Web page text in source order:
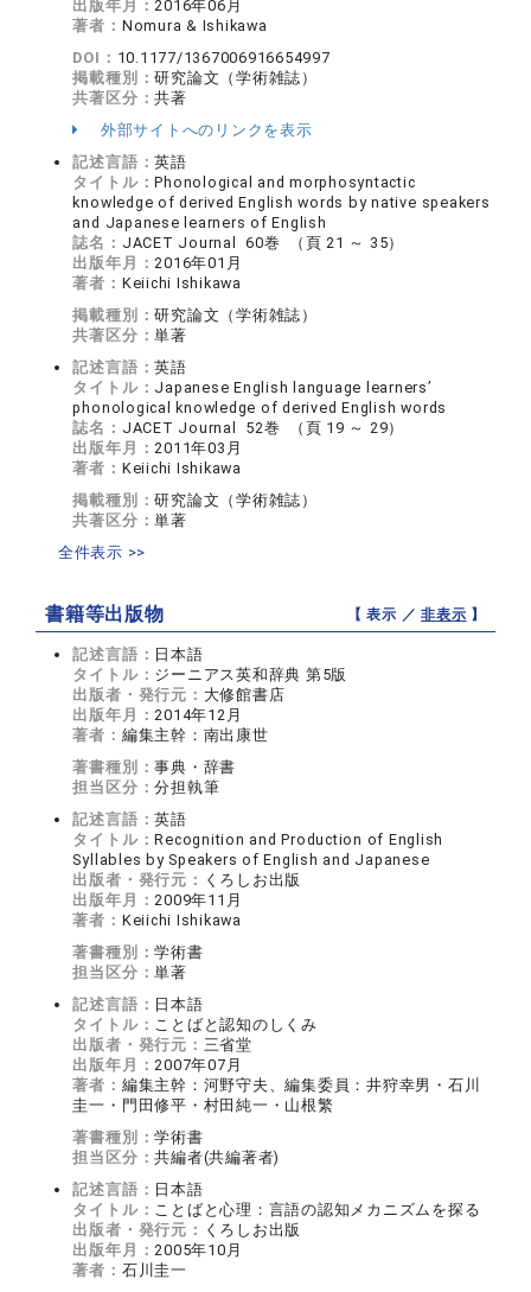
出版年月：2016年06月
著者： Nomura & Ishikawa
DOI： 10.1177/1367006916654997
掲載種別：研究論文（学術雑誌）
共著区分：共著
外部サイトへのリンクを表示
記述言語：英語
タイトル：Phonological and morphosyntactic
knowledge of derived English words by native speakers
and Japanese learners of English
誌名： JACET Journal 60巻 （頁 21 ～ 35）
出版年月：2016年01月
著者： Keiichi Ishikawa
掲載種別：研究論文（学術雑誌）
共著区分：単著
記述言語：英語
タイトル： Japanese English language learners’
phonological knowledge of derived English words
誌名： JACET Journal 52巻 （頁 19 ～ 29）
出版年月：2011年03月
著者： Keiichi Ishikawa
掲載種別：研究論文（学術雑誌）
共著区分：単著
全件表示 >>
書籍等出版物 【 表示 ／非表示 】
記述言語： 日本語
タイトル： ジーニアス英和辞典 第5版
出版者・発行元： 大修館書店
出版年月：2014年12月
著者： 編集主幹：南出康世
著書種別：事典・辞書
担当区分：分担執筆
記述言語：英語
タイトル：Recognition and Production of English
Syllables by Speakers of English and Japanese
出版者・発行元： くろしお出版
出版年月：2009年11月
著者： Keiichi Ishikawa
著書種別：学術書
担当区分：単著
記述言語： 日本語
タイトル： ことばと認知のしくみ
出版者・発行元： 三省堂
出版年月：2007年07月
著者： 編集主幹：河野守夫、編集委員：井狩幸男・石川
圭一・門田修平・村田純一・山根繁
著書種別：学術書
担当区分：共編者(共編著者)
記述言語： 日本語
タイトル： ことばと心理：言語の認知メカニズムを探る
出版者・発行元： くろしお出版
出版年月：2005年10月
著者： 石川圭一